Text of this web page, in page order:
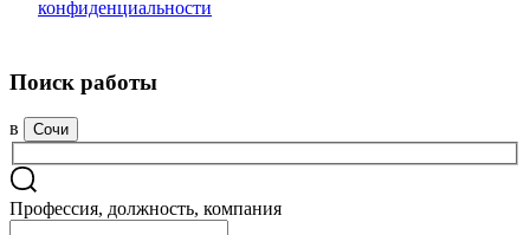
конфиденциальности
Поиск работы
в Сочи
Профессия, должность, компания